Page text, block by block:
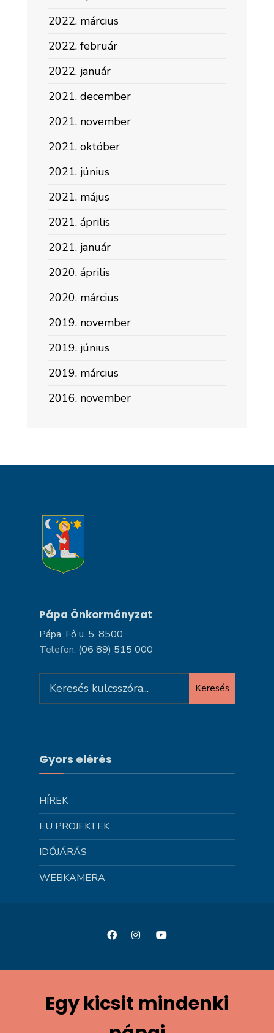
2022. március
2022. február
2022. január
2021. december
2021. november
2021. október
2021. június
2021. május
2021. április
2021. január
2020. április
2020. március
2019. november
2019. június
2019. március
2016. november
Pápa Önkormányzat
Pápa, Fő u. 5, 8500
Telefon: (06 89) 515 000
for:
Keresés
Gyors elérés
HÍREK
EU PROJEKTEK
IDŐJÁRÁS
WEBKAMERA
Egy kicsit mindenki